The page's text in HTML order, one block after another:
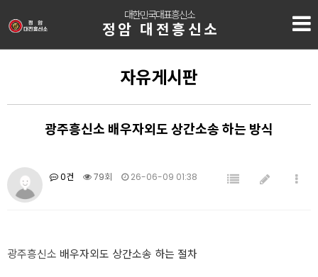
대한민국대표흥신소
정암 대전흥신소
자유게시판
광주흥신소 배우자외도 상간소송 하는 방식
0건 79회 26-06-09 01:38
광주흥신소 배우자외도 상간소송 하는 절차